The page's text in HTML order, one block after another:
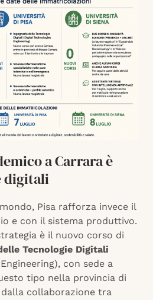
a Carrara è
digitali
Pisa rafforza invece il
e con il sistema produttivo.
è il nuovo corso di
Tecnologie Digitali
con sede a
tipo nella provincia di
collaborazione tra